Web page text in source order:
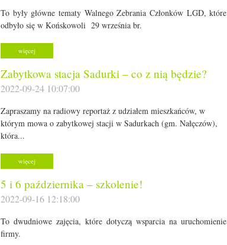
To były główne tematy Walnego Zebrania Członków LGD, które
odbyło się w Końskowoli 29 września br.
więcej
Zabytkowa stacja Sadurki – co z nią będzie?
2022-09-24 10:07:00
Zapraszamy na radiowy reportaż z udziałem mieszkańców, w
którym mowa o zabytkowej stacji w Sadurkach (gm. Nałęczów),
która...
więcej
5 i 6 października – szkolenie!
2022-09-16 12:18:00
To dwudniowe zajęcia, które dotyczą wsparcia na uruchomienie
firmy.